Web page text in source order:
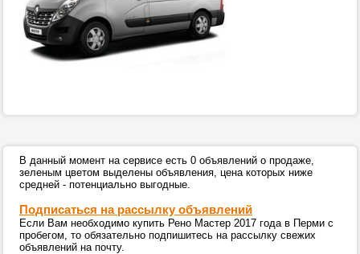
В данный момент на сервисе есть 0 объявлений о продаже,
зеленым цветом выделены объявления, цена которых ниже
средней - потенциально выгодные.
Подписаться на рассылку объявлений
Если Вам необходимо купить Рено Мастер 2017 года в Перми с
пробегом, то обязательно подпишитесь на рассылку свежих
объявлений на почту.